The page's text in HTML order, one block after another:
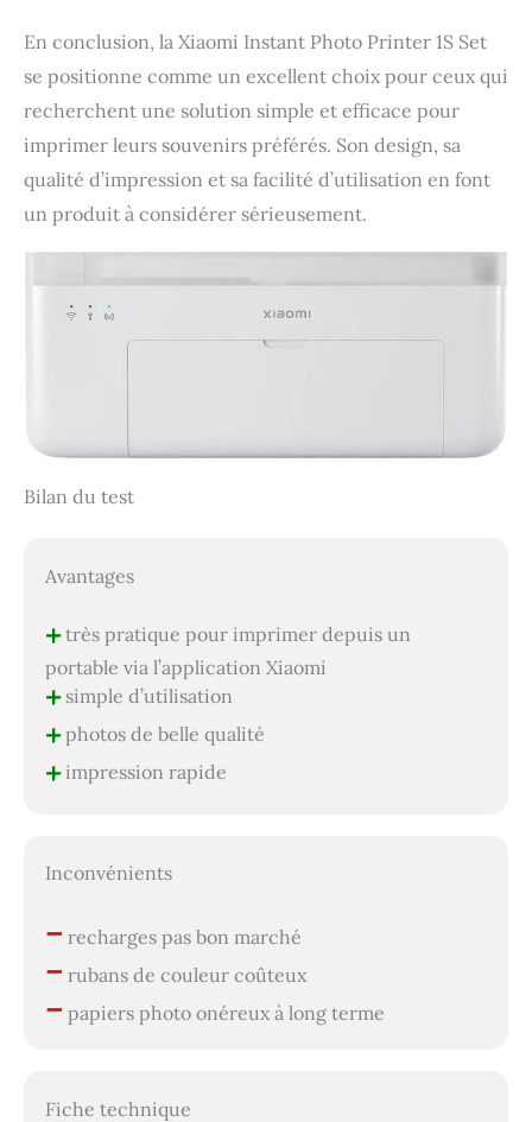
En conclusion, la Xiaomi Instant Photo Printer 1S Set
se positionne comme un excellent choix pour ceux qui
recherchent une solution simple et efficace pour
imprimer leurs souvenirs préférés. Son design, sa
qualité d’impression et sa facilité d’utilisation en font
un produit à considérer sérieusement.
Bilan du test
Avantages
+très pratique pour imprimer depuis un
portable via l’application Xiaomi
+simple d’utilisation
+photos de belle qualité
+impression rapide
Inconvénients
– recharges pas bon marché
– rubans de couleur coûteux
– papiers photo onéreux à long terme
Fiche technique